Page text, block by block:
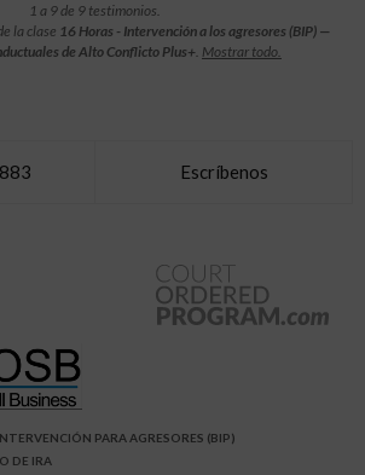
1 a 9 de 9 testimonios.
la clase 16 Horas - Intervención a los agresores (BIP) —
de Alto Conflicto Plus+. Mostrar todo.
Escríbenos
PARA AGRESORES (BIP)
DE IRA